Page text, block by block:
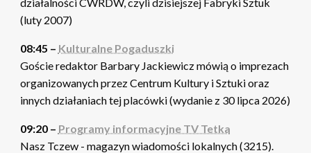
(luty 2007)
08:45 – Kulturalne Pogaduszki
Goście redaktor Barbary Jackiewicz mówią o imprezach
organizowanych przez Centrum Kultury i Sztuki oraz
innych działaniach tej placówki (wydanie z 30 lipca 2026)
09:20 – Programy informacyjne TV Tetka
Nasz Tczew - magazyn wiadomości lokalnych (3215).